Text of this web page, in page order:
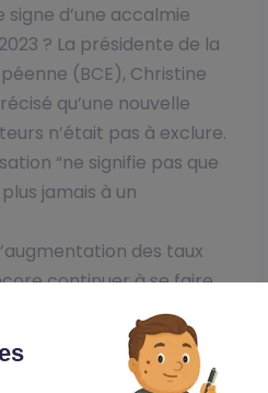
d’une accalmie
? La présidente de la
(BCE), Christine
qu’une nouvelle
n’était pas à exclure.
“ne signifie pas que
jamais à un
des taux
continuer à se faire
mois. Il est donc fort
légère augmentation
dans les mois à